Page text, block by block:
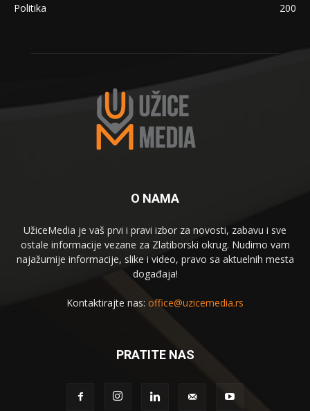
Politika
200
O NAMA
UžiceMedia je vaš prvi i pravi izbor za novosti, zabavu i sve
ostale informacije vezane za Zlatiborski okrug. Nudimo vam
najažurnije informacije, slike i video, pravo sa aktuelnih mesta
događaja!
Kontaktirajte nas: office@uzicemedia.rs
PRATITE NAS